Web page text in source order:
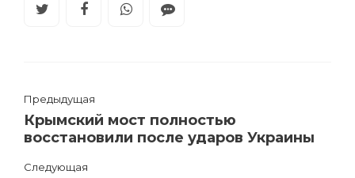
Предыдущая
Крымский мост полностью
восстановили после ударов Украины
Следующая